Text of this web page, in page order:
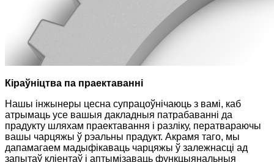
Кіраўніцтва па праектаванні
Нашы інжынеры цесна супрацоўнічаюць з вамі, каб
атрымаць усе вашыя дакладныя патрабаванні да
прадукту шляхам праектавання і разліку, ператвараючы
вашы чарцяжы ў рэальны прадукт. Акрамя таго, мы
дапамагаем мадыфікаваць чарцяжы ў залежнасці ад
запытаў кліентаў і аптымізаваць функцыянальныя